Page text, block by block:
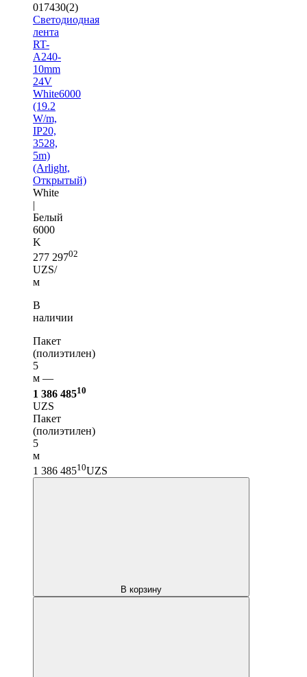
017430(2)
Светодиодная
лента
RT-
A240-
10mm
24V
White6000
(19.2
W/m,
IP20,
3528,
5m)
(Arlight,
Открытый)
White
|
Белый
6000
K
277 29702
UZS/
м
В
наличии
Пакет
(полиэтилен)
5
м —
1 386 48510
UZS
Пакет
(полиэтилен)
5
м
1 386 48510UZS
В корзину